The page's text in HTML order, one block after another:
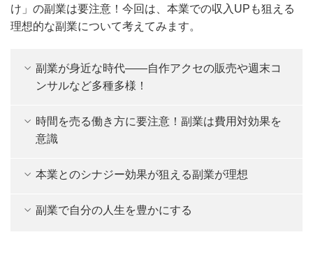
け」の副業は要注意！今回は、本業での収入UPも狙える
理想的な副業について考えてみます。
副業が身近な時代――自作アクセの販売や週末コ
ンサルなど多種多様！
時間を売る働き方に要注意！副業は費用対効果を
意識
本業とのシナジー効果が狙える副業が理想
副業で自分の人生を豊かにする